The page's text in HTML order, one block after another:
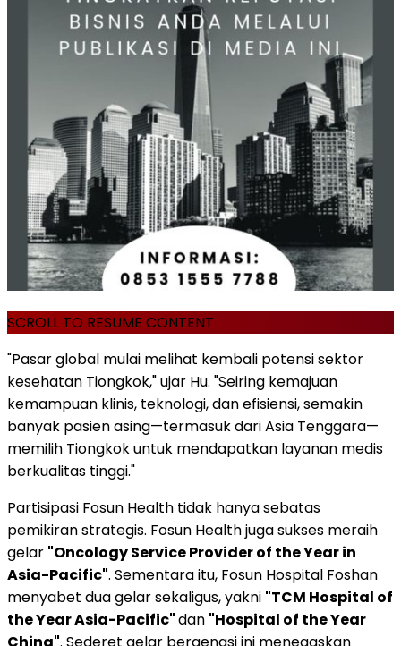
SCROLL TO RESUME CONTENT
"Pasar global mulai melihat kembali potensi sektor
kesehatan Tiongkok," ujar Hu. "Seiring kemajuan
kemampuan klinis, teknologi, dan efisiensi, semakin
banyak pasien asing—termasuk dari Asia Tenggara—
memilih Tiongkok untuk mendapatkan layanan medis
berkualitas tinggi."
Partisipasi Fosun Health tidak hanya sebatas
pemikiran strategis. Fosun Health juga sukses meraih
gelar "Oncology Service Provider of the Year in
Asia-Pacific". Sementara itu, Fosun Hospital Foshan
menyabet dua gelar sekaligus, yakni "TCM Hospital of
the Year Asia-Pacific"dan "Hospital of the Year
China". Sederet gelar bergengsi ini menegaskan